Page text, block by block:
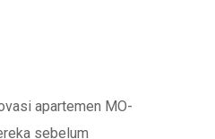
apartemen MO-
sebelum